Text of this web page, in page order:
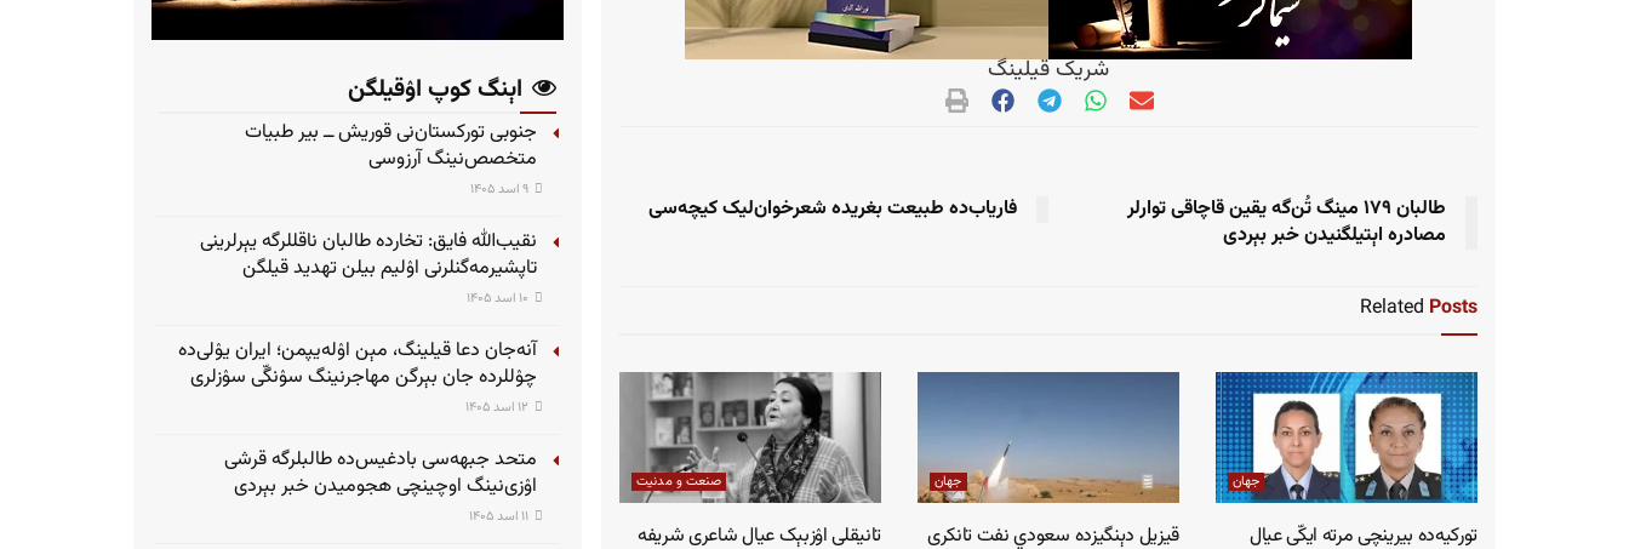
اېنگ کوپ اۉقیلگن
جنوبی تورکستان‌نی قوریش ــ بیر طبیات
متخصص‌نینگ آرزوسی
نقیب‌الله فایق: تخارده طالبان ناقللرگه یېرلرینی
تاپشیرمه‌گنلرنی اۉلیم بیلن تهدید قیلگن
آنه‌جان دعا قیلینگ، مېن اۉله‌یپمن؛ ایران یۉلی‌ده
چۉللرده جان بېرگن مهاجرنینگ سۉنگّی سۉزلری
متحد جبهه‌سی بادغیس‌ده طالبلرگه قرشی
اۉزی‌نینگ اوچینچی هجومیدن خبر بېردی
شریک قیلینگ
طالبان ۱۷۹ مینگ تُن‌گه یقین قاچاقی توارلر
مصادره اېتیلگنیدن خبر بېردی
فاریاب‌ده طبیعت بغریده شعرخوان‌لیک ‌کیچه‌سی
Related Posts
جهان
تورکیه‌ده بیرینچی مرته ایکّی عیال
جهان
قیزیل دېنگیزده سعودي نفت تانکری
صنعت و مدنیت
تانیقلی اۉزبېک عیال شاعری شریفه